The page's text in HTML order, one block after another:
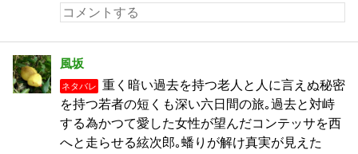
風坂
ネタバレ
重く暗い過去を持つ老人と人に言えぬ秘密
を持つ若者の短くも深い六日間の旅｡過去と対峙
する為かつて愛した女性が望んだコンテッサを西
へと走らせる絃次郎｡蟠りが解け真実が見えた